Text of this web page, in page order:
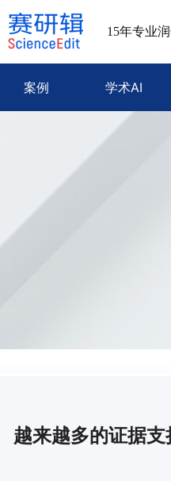
15年专业
案例 学术AI
越来越多的证据